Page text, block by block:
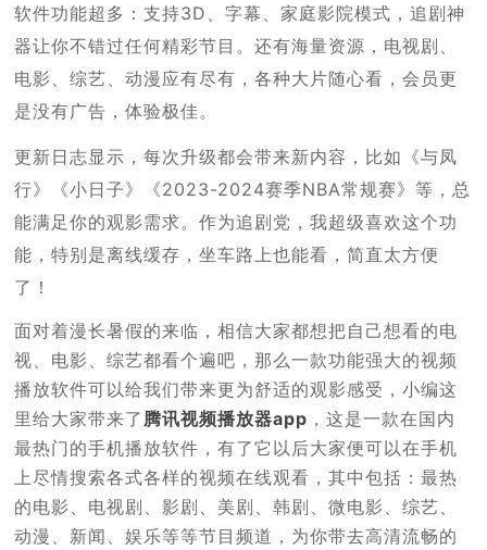
软件功能超多：支持3D、字幕、家庭影院模式，追剧神
器让你不错过任何精彩节目。还有海量资源，电视剧、
电影、综艺、动漫应有尽有，各种大片随心看，会员更
是没有广告，体验极佳。
更新日志显示，每次升级都会带来新内容，比如《与凤
行》《小日子》《2023-2024赛季NBA常规赛》等，总
能满足你的观影需求。作为追剧党，我超级喜欢这个功
能，特别是离线缓存，坐车路上也能看，简直太方便
了！
面对着漫长暑假的来临，相信大家都想把自己想看的电
视、电影、综艺都看个遍吧，那么一款功能强大的视频
播放软件可以给我们带来更为舒适的观影感受，小编这
里给大家带来了 腾讯视频播放器app ，这是一款在国内
最热门的手机播放软件，有了它以后大家便可以在手机
上尽情搜索各式各样的视频在线观看，其中包括：最热
的电影、电视剧、影剧、美剧、韩剧、微电影、综艺、
动漫、新闻、娱乐等等节目频道，为你带去高清流畅的